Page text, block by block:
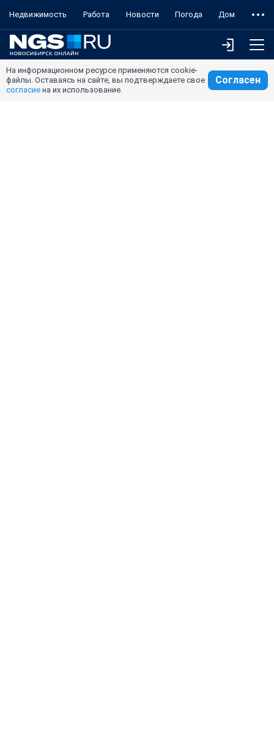
Недвижимость Работа Новости Погода Дом
На информационном ресурсе применяются cookie-
файлы. Оставаясь на сайте, вы подтверждаете свое
согласие на их использование.
Согласен